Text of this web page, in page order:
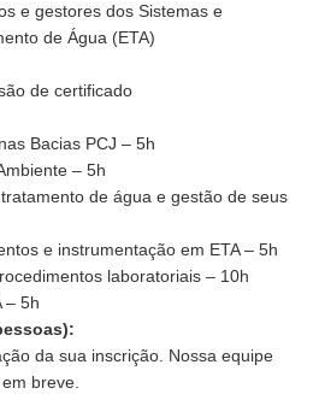
e gestores dos Sistemas e
de Água (ETA)
de certificado
Bacias PCJ – 5h
– 5h
de água e gestão de seus
e instrumentação em ETA – 5h
laboratoriais – 10h
– 5h
da sua inscrição. Nossa equipe
breve.